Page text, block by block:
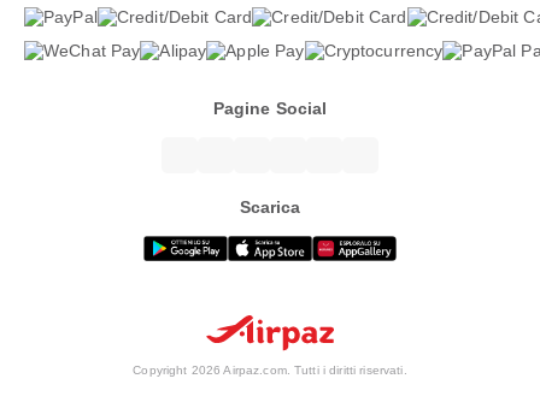
Pagine Social
Scarica
Copyright 2026 Airpaz.com. Tutti i diritti riservati.